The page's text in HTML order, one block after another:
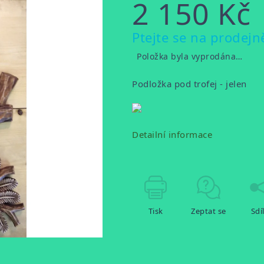
2 150 Kč
Měrná
cena:
Ptejte se na
Položka byla vyprodána…
Podložka pod trofej - jelen
Detailní informace
Tisk Zeptat se